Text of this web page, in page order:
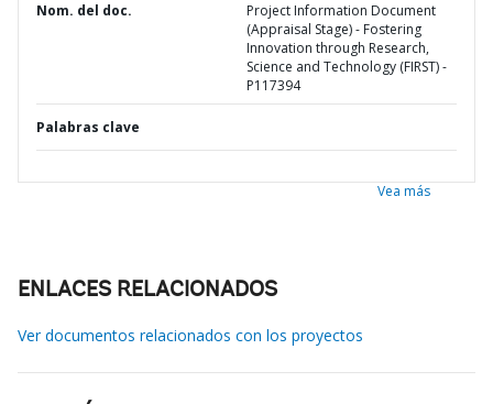
Nom. del doc.
Project Information Document
(Appraisal Stage) - Fostering
Innovation through Research,
Science and Technology (FIRST) -
P117394
Palabras clave
Vea más
ENLACES RELACIONADOS
Ver documentos relacionados con los proyectos